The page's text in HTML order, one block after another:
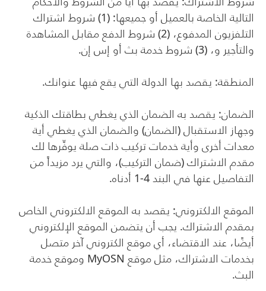
التالية الخاصة بالعميل أو جميعها: (1) شروط اشتراك
التلفزيون المدفوع، (2) شروط الدفع مقابل المشاهدة
والتأجير و، (3) شروط خدمة بث أو إس إن.
المنطقة: يقصد بها الدولة التي يقع فيها عنوانك.
الضمان: يقصد به الضمان الذي يغطي بطاقتك الذكية
وجهاز الاستقبال (الضمان) والضمان الذي يغطي أية
معدات أخرى وأية خدمات تركيب ذات صلة يوفِّرها لك
مقدم الاشتراك (ضمان التركيب)، والتي يرد مزيداً من
التفاصيل عنها في البند 4-1 أدناه.
الموقع الالكتروني: يقصد به الموقع الالكتروني الخاص
بمقدم الاشتراك. يجب أن يتضمن الموقع الإلكتروني
أيضًا، عند الاقتضاء، أي موقع الكتروني آخر متصل
بخدمات الاشتراك، مثل موقع MyOSN وموقع خدمة
البث.